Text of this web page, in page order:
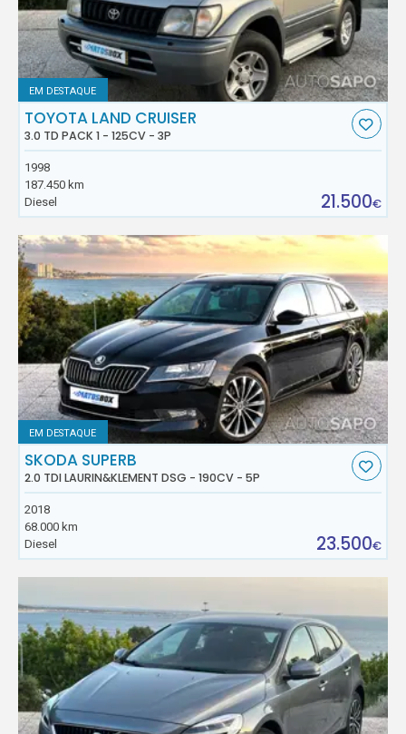
EM DESTAQUE
TOYOTA LAND CRUISER
3.0 TD PACK 1 - 125CV - 3P
1998
187.450 km
Diesel
21.500€
EM DESTAQUE
SKODA SUPERB
2.0 TDI LAURIN&KLEMENT DSG - 190CV - 5P
2018
68.000 km
Diesel
23.500€